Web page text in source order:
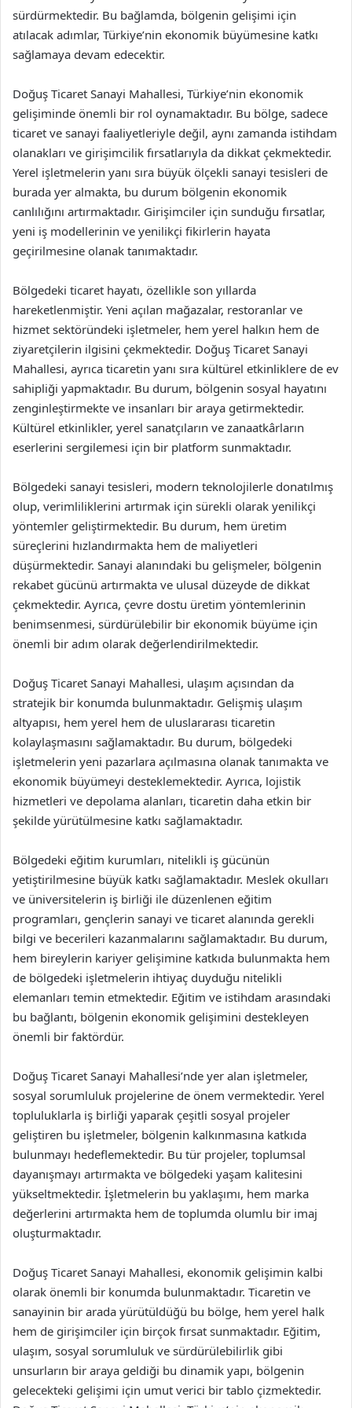
sürdürmektedir. Bu bağlamda, bölgenin gelişimi için
atılacak adımlar, Türkiye’nin ekonomik büyümesine katkı
sağlamaya devam edecektir.
Doğuş Ticaret Sanayi Mahallesi, Türkiye’nin ekonomik
gelişiminde önemli bir rol oynamaktadır. Bu bölge, sadece
ticaret ve sanayi faaliyetleriyle değil, aynı zamanda istihdam
olanakları ve girişimcilik fırsatlarıyla da dikkat çekmektedir.
Yerel işletmelerin yanı sıra büyük ölçekli sanayi tesisleri de
burada yer almakta, bu durum bölgenin ekonomik
canlılığını artırmaktadır. Girişimciler için sunduğu fırsatlar,
yeni iş modellerinin ve yenilikçi fikirlerin hayata
geçirilmesine olanak tanımaktadır.
Bölgedeki ticaret hayatı, özellikle son yıllarda
hareketlenmiştir. Yeni açılan mağazalar, restoranlar ve
hizmet sektöründeki işletmeler, hem yerel halkın hem de
ziyaretçilerin ilgisini çekmektedir. Doğuş Ticaret Sanayi
Mahallesi, ayrıca ticaretin yanı sıra kültürel etkinliklere de ev
sahipliği yapmaktadır. Bu durum, bölgenin sosyal hayatını
zenginleştirmekte ve insanları bir araya getirmektedir.
Kültürel etkinlikler, yerel sanatçıların ve zanaatkârların
eserlerini sergilemesi için bir platform sunmaktadır.
Bölgedeki sanayi tesisleri, modern teknolojilerle donatılmış
olup, verimliliklerini artırmak için sürekli olarak yenilikçi
yöntemler geliştirmektedir. Bu durum, hem üretim
süreçlerini hızlandırmakta hem de maliyetleri
düşürmektedir. Sanayi alanındaki bu gelişmeler, bölgenin
rekabet gücünü artırmakta ve ulusal düzeyde de dikkat
çekmektedir. Ayrıca, çevre dostu üretim yöntemlerinin
benimsenmesi, sürdürülebilir bir ekonomik büyüme için
önemli bir adım olarak değerlendirilmektedir.
Doğuş Ticaret Sanayi Mahallesi, ulaşım açısından da
stratejik bir konumda bulunmaktadır. Gelişmiş ulaşım
altyapısı, hem yerel hem de uluslararası ticaretin
kolaylaşmasını sağlamaktadır. Bu durum, bölgedeki
işletmelerin yeni pazarlara açılmasına olanak tanımakta ve
ekonomik büyümeyi desteklemektedir. Ayrıca, lojistik
hizmetleri ve depolama alanları, ticaretin daha etkin bir
şekilde yürütülmesine katkı sağlamaktadır.
Bölgedeki eğitim kurumları, nitelikli iş gücünün
yetiştirilmesine büyük katkı sağlamaktadır. Meslek okulları
ve üniversitelerin iş birliği ile düzenlenen eğitim
programları, gençlerin sanayi ve ticaret alanında gerekli
bilgi ve becerileri kazanmalarını sağlamaktadır. Bu durum,
hem bireylerin kariyer gelişimine katkıda bulunmakta hem
de bölgedeki işletmelerin ihtiyaç duyduğu nitelikli
elemanları temin etmektedir. Eğitim ve istihdam arasındaki
bu bağlantı, bölgenin ekonomik gelişimini destekleyen
önemli bir faktördür.
Doğuş Ticaret Sanayi Mahallesi’nde yer alan işletmeler,
sosyal sorumluluk projelerine de önem vermektedir. Yerel
topluluklarla iş birliği yaparak çeşitli sosyal projeler
geliştiren bu işletmeler, bölgenin kalkınmasına katkıda
bulunmayı hedeflemektedir. Bu tür projeler, toplumsal
dayanışmayı artırmakta ve bölgedeki yaşam kalitesini
yükseltmektedir. İşletmelerin bu yaklaşımı, hem marka
değerlerini artırmakta hem de toplumda olumlu bir imaj
oluşturmaktadır.
Doğuş Ticaret Sanayi Mahallesi, ekonomik gelişimin kalbi
olarak önemli bir konumda bulunmaktadır. Ticaretin ve
sanayinin bir arada yürütüldüğü bu bölge, hem yerel halk
hem de girişimciler için birçok fırsat sunmaktadır. Eğitim,
ulaşım, sosyal sorumluluk ve sürdürülebilirlik gibi
unsurların bir araya geldiği bu dinamik yapı, bölgenin
gelecekteki gelişimi için umut verici bir tablo çizmektedir.